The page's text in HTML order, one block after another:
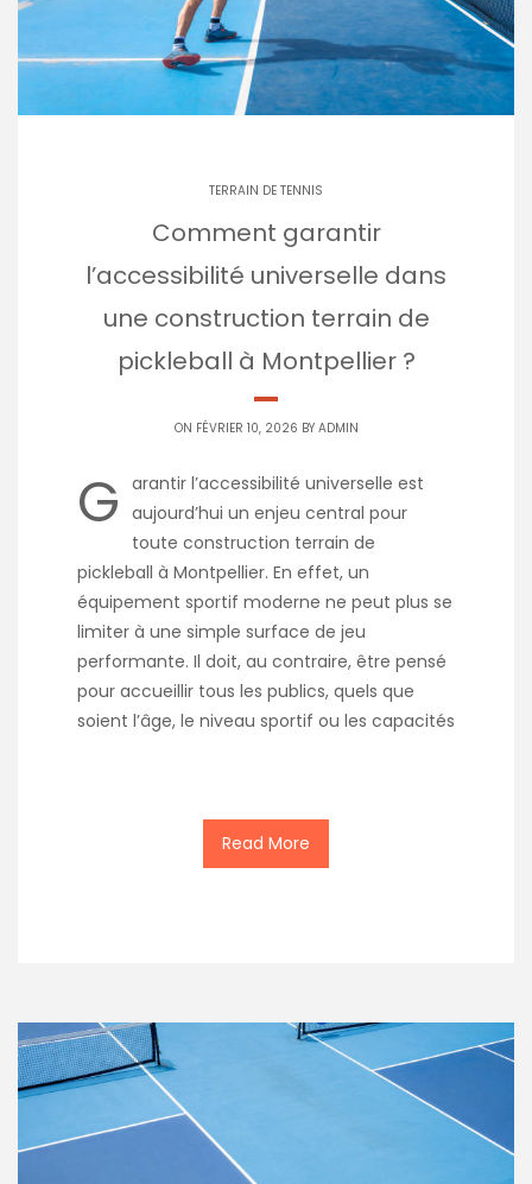
TERRAIN DE TENNIS
Comment garantir
l’accessibilité universelle dans
une construction terrain de
pickleball à Montpellier ?
ON FÉVRIER 10, 2026 BY ADMIN
G arantir l’accessibilité universelle est
aujourd’hui un enjeu central pour
toute construction terrain de
pickleball à Montpellier. En effet, un
équipement sportif moderne ne peut plus se
limiter à une simple surface de jeu
performante. Il doit, au contraire, être pensé
pour accueillir tous les publics, quels que
soient l’âge, le niveau sportif ou les capacités
Read More